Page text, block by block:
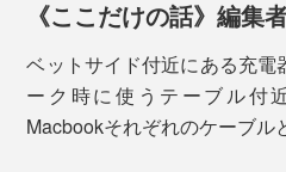
《ここだけの話》編集
ベットサイド付近にある充電
ーク時に使うテーブル付
Macbookそれぞれのケーブ